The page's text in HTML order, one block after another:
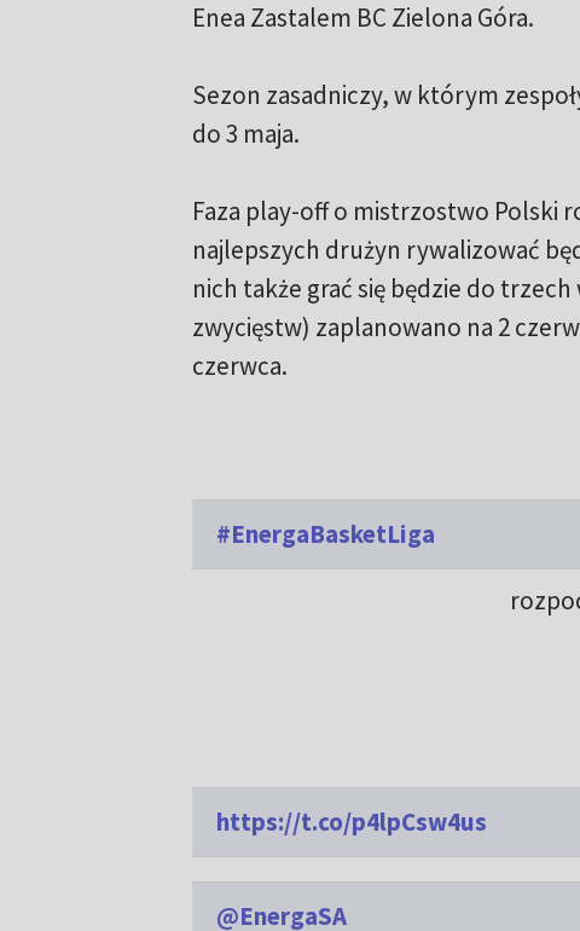
Enea Zastalem BC Zielona Góra.
Sezon zasadniczy, w którym
do 3 maja.
Faza play-off o mistrzostwo Polski
najlepszych drużyn rywalizować
nich także grać się będzie do
zwycięstw) zaplanowano na 2
czerwca.
#EnergaBasketLiga
https://t.co/p4lpCsw4us
@EnergaSA